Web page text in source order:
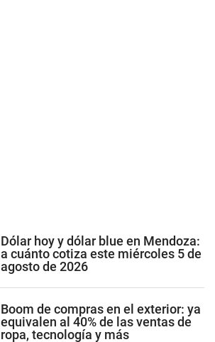
Dólar hoy y dólar blue en Mendoza:
a cuánto cotiza este miércoles 5 de
agosto de 2026
Boom de compras en el exterior: ya
equivalen al 40% de las ventas de
ropa, tecnología y más